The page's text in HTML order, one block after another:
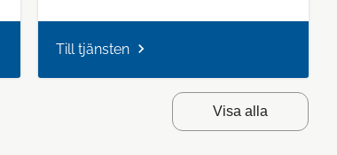
Till tjänsten
Visa alla